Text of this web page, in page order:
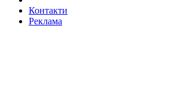
Контакти
Реклама